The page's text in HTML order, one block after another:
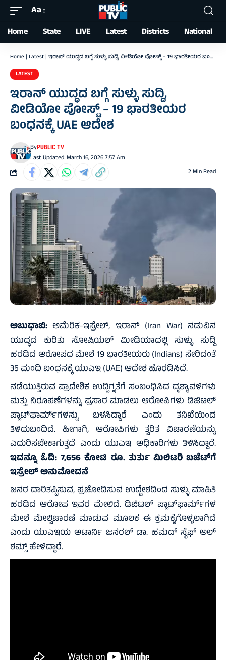
Font
Resizer
Aa
Home State LIVE Latest Districts National
Home | Latest | ಇರಾನ್‌ ಯುದ್ಧದ ಬಗ್ಗೆ ಸುಳ್ಳು ಸುದ್ದಿ, ವೀಡಿಯೋ ಪೋಸ್ಟ್‌ – 19 ಭಾರತೀಯರ ಬಂಧನಕ್ಕೆ UAE ಆದೇಶ
LATEST
ಇರಾನ್‌ ಯುದ್ಧದ ಬಗ್ಗೆ ಸುಳ್ಳು ಸುದ್ದಿ,
ವೀಡಿಯೋ ಪೋಸ್ಟ್‌ – 19 ಭಾರತೀಯರ
ಬಂಧನಕ್ಕೆ UAE ಆದೇಶ
Last Updated: March 16, 2026 7:57 Am
ByPUBLIC TV
2 Min Read
ಅಬುಧಾಬಿ: ಅಮೆರಿಕ-ಇಸ್ರೇಲ್‌, ಇರಾನ್‌ (Iran War) ನಡುವಿನ
ಯುದ್ಧದ ಕುರಿತು ಸೋಷಿಯಲ್‌ ಮೀಡಿಯಾದಲ್ಲಿ ಸುಳ್ಳು ಸುದ್ದಿ
ಹರಡಿದ ಆರೋಪದ ಮೇಲೆ 19 ಭಾರತೀಯರು (Indians) ಸೇರಿದಂತೆ
35 ಮಂದಿ ಬಂಧನಕ್ಕೆ ಯುಎಇ (UAE) ಆದೇಶ ಹೊರಡಿಸಿದೆ.‌
ನಡೆಯುತ್ತಿರುವ ಪ್ರಾದೇಶಿಕ ಉದ್ವಿಗ್ನತೆಗೆ ಸಂಬಂಧಿಸಿದ ದೃಶ್ಯಾವಳಿಗಳು
ಮತ್ತು ನಿರೂಪಣೆಗಳನ್ನು ಪ್ರಸಾರ ಮಾಡಲು ಆರೋಪಿಗಳು ಡಿಜಿಟಲ್
ಪ್ಲಾಟ್‌ಫಾರ್ಮ್‌ಗಳನ್ನು ಬಳಸಿದ್ದಾರೆ ಎಂದು ತನಿಖೆಯಿಂದ
ತಿಳಿದುಬಂದಿದೆ. ಹೀಗಾಗಿ, ಆರೋಪಿಗಳು ತ್ವರಿತ ವಿಚಾರಣೆಯನ್ನು
ಎದುರಿಸಬೇಕಾಗುತ್ತದೆ ಎಂದು ಯುಎಇ ಅಧಿಕಾರಿಗಳು ತಿಳಿಸಿದ್ದಾರೆ.
ಇದನ್ನೂ ಓದಿ:7,656 ಕೋಟಿ ರೂ. ತುರ್ತು ಮಿಲಿಟರಿ ಬಜೆಟ್‌ಗೆ
ಇಸ್ರೇಲ್ ಅನುಮೋದನೆ
ಜನರ ದಾರಿತಪ್ಪಿಸುವ, ಪ್ರಚೋದಿಸುವ ಉದ್ದೇಶದಿಂದ ಸುಳ್ಳು ಮಾಹಿತಿ
ಹರಡಿದ ಆರೋಪ ಇವರ ಮೇಲಿದೆ. ಡಿಜಿಟಲ್‌ ಪ್ಲಾಟ್‌ಫಾರ್ಮ್‌ಗಳ
ಮೇಲೆ ಮೇಲ್ವಿಚಾರಣೆ ಮಾಡುವ ಮೂಲಕ ಈ ಕ್ರಮಕೈಗೊಳ್ಳಲಾಗಿದೆ
ಎಂದು ಯುಎಇಯ ಅಟಾರ್ನಿ ಜನರಲ್ ಡಾ. ಹಮದ್ ಸೈಫ್ ಅಲ್
ಶಮ್ಸ್ ಹೇಳಿದ್ದಾರೆ.